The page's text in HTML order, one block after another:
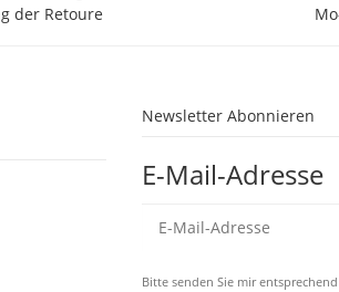
der Retoure
Newsletter Abonnieren
E-Mail-Adresse
Bitte senden Sie mir